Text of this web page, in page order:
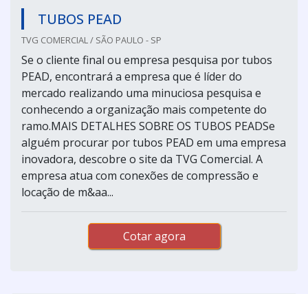
TUBOS PEAD
TVG COMERCIAL / SÃO PAULO - SP
Se o cliente final ou empresa pesquisa por tubos
PEAD, encontrará a empresa que é líder do
mercado realizando uma minuciosa pesquisa e
conhecendo a organização mais competente do
ramo.MAIS DETALHES SOBRE OS TUBOS PEADSe
alguém procurar por tubos PEAD em uma empresa
inovadora, descobre o site da TVG Comercial. A
empresa atua com conexões de compressão e
locação de m&aa...
Cotar agora